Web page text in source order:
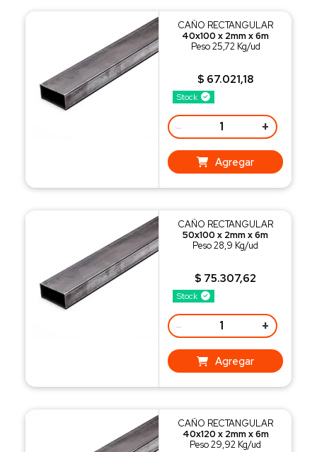
Stock
CAÑO RECTANGULAR
40x100 x 2mm x 6m
Peso 25,72 Kg/ud
$ 67.021,18
- +
Agregar
Stock
CAÑO RECTANGULAR
50x100 x 2mm x 6m
Peso 28,9 Kg/ud
$ 75.307,62
- +
Agregar
CAÑO RECTANGULAR
40x120 x 2mm x 6m
Peso 29,92 Kg/ud